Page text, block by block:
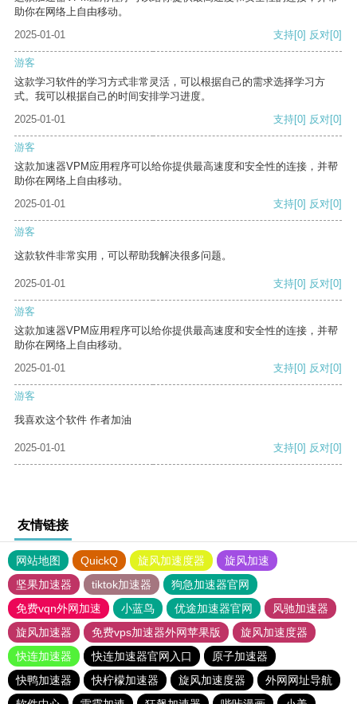
助你在网络上自由移动。
2025-01-01
支持[0] 反对[0]
游客
这款学习软件的学习方式非常灵活，可以根据自己的需求选择学习方
式。我可以根据自己的时间安排学习进度。
2025-01-01
支持[0] 反对[0]
游客
这款加速器VPM应用程序可以给你提供最高速度和安全性的连接，并帮
助你在网络上自由移动。
2025-01-01
支持[0] 反对[0]
游客
这款软件非常实用，可以帮助我解决很多问题。
2025-01-01 支持[0] 反对[0]
游客
这款加速器VPM应用程序可以给你提供最高速度和安全性的连接，并帮
助你在网络上自由移动。
2025-01-01
支持[0] 反对[0]
游客
我喜欢这个软件 作者加油
2025-01-01 支持[0] 反对[0]
友情链接
网站地图 QuickQ 旋风加速度器
旋风加速
坚果加速器
tiktok加速器
狗急加速器官网
免费vqn外网加速
小蓝鸟 优途加速器官网
风驰加速器
旋风加速器
免费vps加速器外网苹果版
旋风加速度器
快连加速器
快连加速器官网入口
原子加速器
快鸭加速器
快柠檬加速器 旋风加速度器
外网网址导航